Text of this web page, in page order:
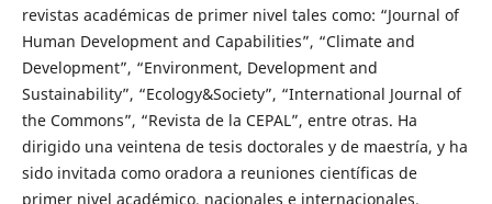
revistas académicas de primer nivel tales como: “Journal of
Human Development and Capabilities”, “Climate and
Development”, “Environment, Development and
Sustainability”, “Ecology&Society”, “International Journal of
the Commons”, “Revista de la CEPAL”, entre otras. Ha
dirigido una veintena de tesis doctorales y de maestría, y ha
sido invitada como oradora a reuniones científicas de
primer nivel académico, nacionales e internacionales.